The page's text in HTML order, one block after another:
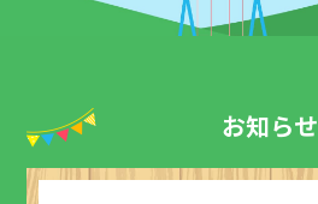
お知らせ